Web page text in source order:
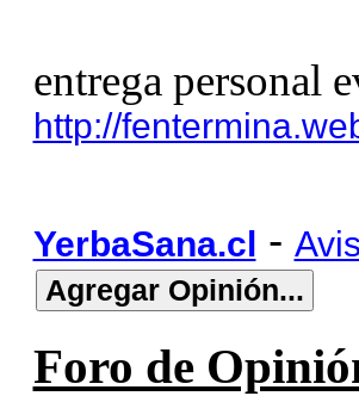
entrega personal
http://
YerbaSana.cl -
Foro de